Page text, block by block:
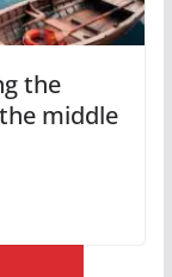
the
middle